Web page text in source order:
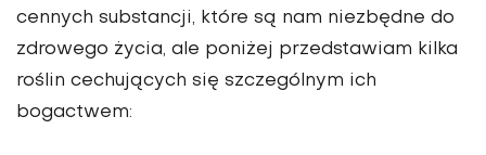
cennych substancji, które są nam niezbędne do
zdrowego życia, ale poniżej przedstawiam kilka
roślin cechujących się szczególnym ich
bogactwem: